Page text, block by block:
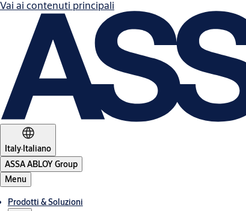
Vai ai contenuti principali
Italy·Italiano
ASSA ABLOY Group
Menu
Prodotti & Soluzioni